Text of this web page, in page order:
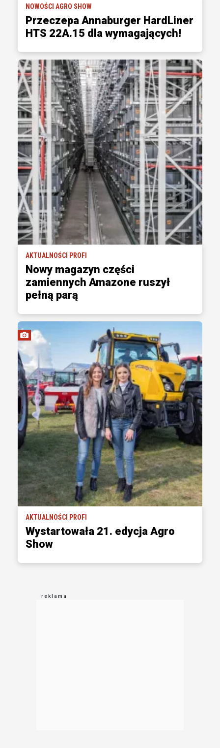
NOWOŚCI AGRO SHOW
Przeczepa Annaburger HardLiner
HTS 22A.15 dla wymagających!
AKTUALNOŚCI PROFI
Nowy magazyn części
zamiennych Amazone ruszył
pełną parą
AKTUALNOŚCI PROFI
Wystartowała 21. edycja Agro
Show